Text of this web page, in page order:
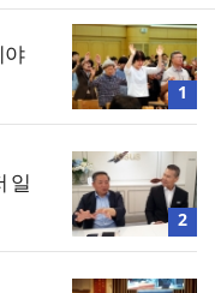
야
1
일
2